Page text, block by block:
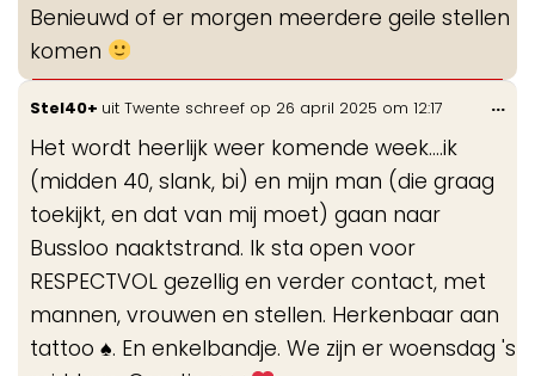
Benieuwd of er morgen meerdere geile stellen
komen
Stel40+ uit Twente schreef op 26 april 2025 om 12:17
Het wordt heerlijk weer komende week....ik
(midden 40, slank, bi) en mijn man (die graag
toekijkt, en dat van mij moet) gaan naar
Bussloo naaktstrand. Ik sta open voor
RESPECTVOL gezellig en verder contact, met
mannen, vrouwen en stellen. Herkenbaar aan
tattoo ♠️. En enkelbandje. We zijn er woensdag 's
...